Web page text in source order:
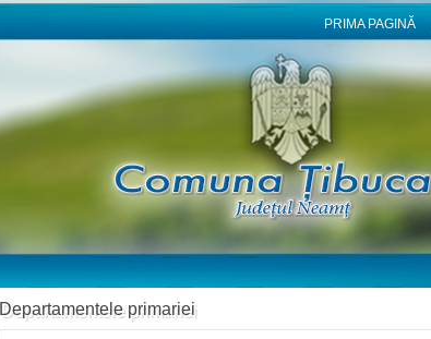
PRIMA PAGINĂ
Departamentele primariei